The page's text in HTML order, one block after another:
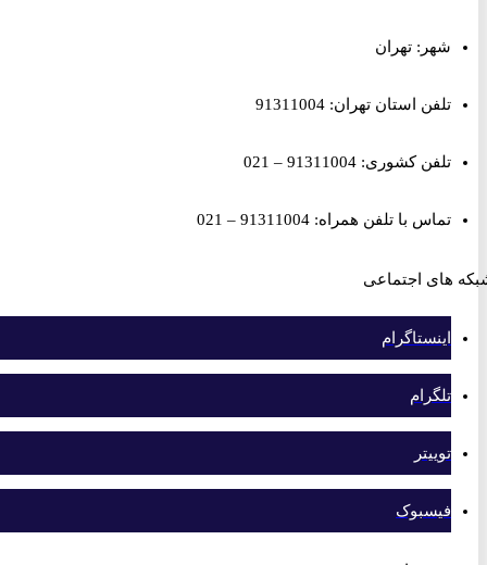
شهر: تهران
تلفن استان تهران: 91311004
تلفن کشوری: 91311004 – 021
تماس با تلفن همراه: 91311004 – 021
اجتماعی
اینستاگرام
تلگرام
توییتر
فیسبوک